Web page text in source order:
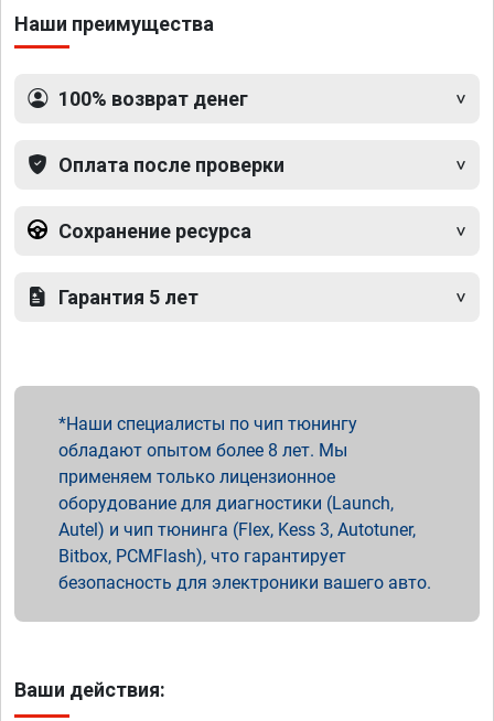
Наши преимущества
100% возврат денег
Оплата после проверки
Сохранение ресурса
Гарантия 5 лет
Наши специалисты по чип тюнингу
обладают опытом более 8 лет. Мы
применяем только лицензионное
оборудование для диагностики (Launch,
Autel) и чип тюнинга (Flex, Kess 3, Autotuner,
Bitbox, PCMFlash), что гарантирует
безопасность для электроники вашего авто.
Ваши действия: